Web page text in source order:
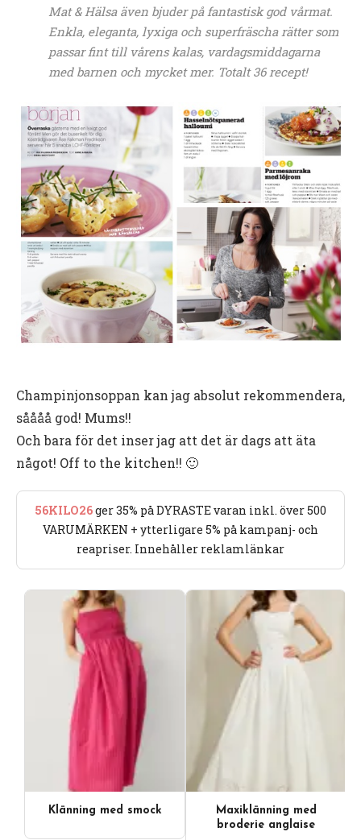
Mat & Hälsa även bjuder på fantastisk god vårmat.
Enkla, eleganta, lyxiga och superfräscha rätter som
passar fint till vårens kalas, vardagsmiddagarna
med barnen och mycket mer. Totalt 36 recept!
Champinjonsoppan kan jag absolut rekommendera,
såååå god! Mums!!
Och bara för det inser jag att det är dags att äta
något! Off to the kitchen!! 🙂
56KILO26ger 35% på DYRASTE varan inkl. över 500
VARUMÄRKEN + ytterligare 5% på kampanj- och
reapriser. Innehåller reklamlänkar
Klänning med smock
Maxiklänning med
broderie anglaise